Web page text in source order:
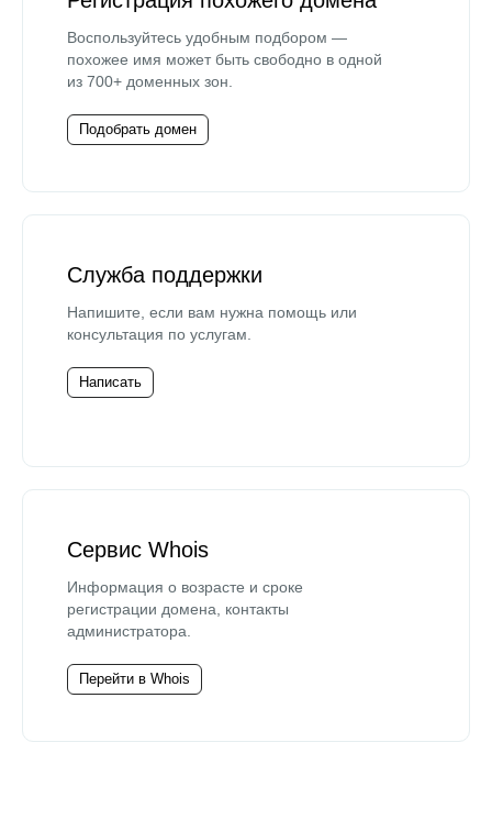
Воспользуйтесь удобным подбором —
похожее имя может быть свободно в одной
из 700+ доменных зон.
Подобрать домен
Служба поддержки
Напишите, если вам нужна помощь или
консультация по услугам.
Написать
Сервис Whois
Информация о возрасте и сроке
регистрации домена, контакты
администратора.
Перейти в Whois